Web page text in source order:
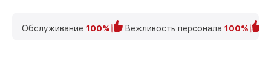
Обслуживание 100% Вежливость персонала 100%